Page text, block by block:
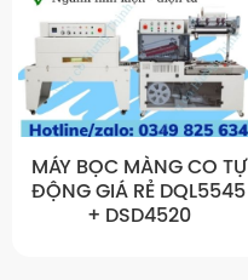
MÁY BỌC MÀNG CO TỰ
ĐỘNG GIÁ RẺ DQL5545
+ DSD4520